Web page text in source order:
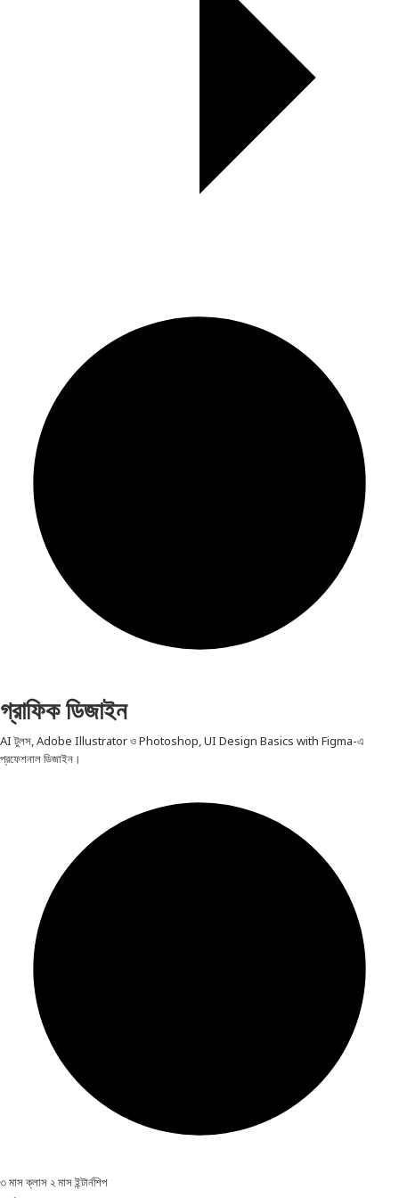
গ্রাফিক ডিজাইন
AI টুলস, Adobe Illustrator ও Photoshop, UI Design Basics with Figma-এ
প্রফেশনাল ডিজাইন।
৩ মাস ক্লাস ২ মাস ইন্টার্নশিপ